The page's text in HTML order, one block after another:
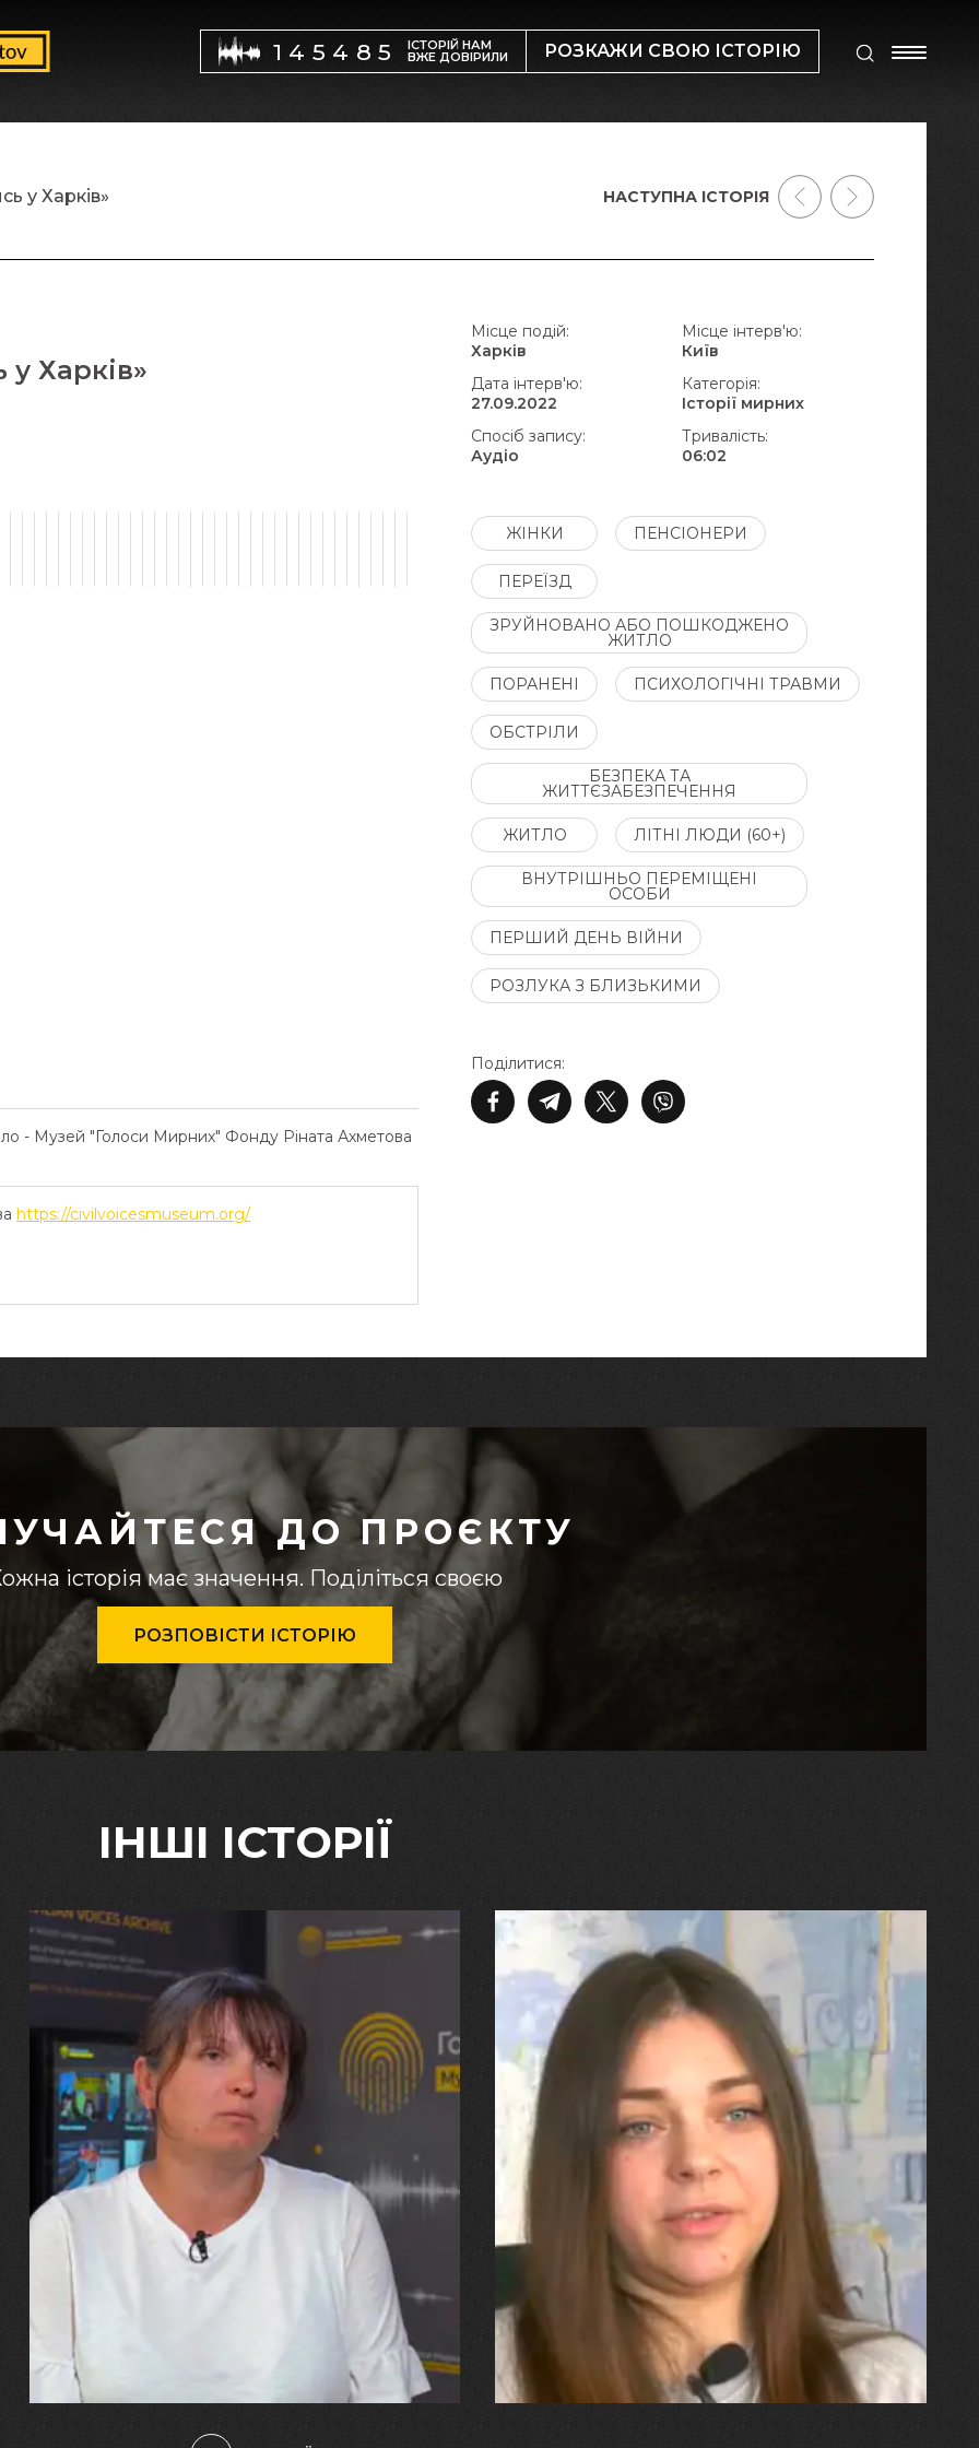
145485 ІСТОРІЙ НАМ
ВЖЕ ДОВІРИЛИ РОЗКАЖИ СВОЮ ІСТОРІЮ
Харків»
- Музей "Голоси Мирних" Фонду Ріната Ахметова
https://civilvoicesmuseum.org/
у Харків»
Поділитися:
Місце подій:
Харків
Місце інтерв'ю:
Київ
Дата інтерв'ю:
27.09.2022
Категорія:
Історії мирних
Спосіб запису:
Аудіо
Тривалість:
06:02
ЖІНКИ ПЕНСІОНЕРИ
ПЕРЕЇЗД
ЗРУЙНОВАНО АБО ПОШКОДЖЕНО
ЖИТЛО
ПОРАНЕНІ ПСИХОЛОГІЧНІ ТРАВМИ
ОБСТРІЛИ
БЕЗПЕКА ТА
ЖИТТЄЗАБЕЗПЕЧЕННЯ
ЖИТЛО ЛІТНІ ЛЮДИ (60+)
ВНУТРІШНЬО ПЕРЕМІЩЕНІ
ОСОБИ
ПЕРШИЙ ДЕНЬ ВІЙНИ
РОЗЛУКА З БЛИЗЬКИМИ
НАСТУПНА ІСТОРІЯ
ДО ПРОЄКТУ
історія має значення. Поділіться своєю
РОЗПОВІСТИ ІСТОРІЮ
ІНШІ ІСТОРІЇ
29.07.2026
Марина, Ваїд та Аміна Харченко
"Попри всі втрати, ми не
зламалися: тепер я бачу
свого вбитого чоловіка у
наших дітях"
27.07.2026
"Я перенесла 11 операцій, та
плакала від фантомного
болю. Але маленька донька
бере за руку і змушує йти
далі"